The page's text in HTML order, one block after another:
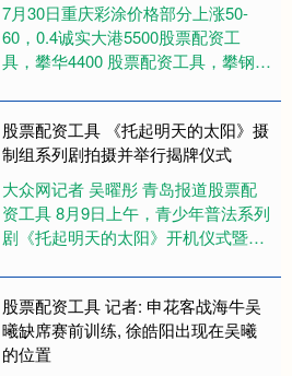
7月30日重庆彩涂价格部分上涨50-
60，0.4诚实大港5500股票配资工
具，攀华4400 股票配资工具，攀钢
股票配资工具 《托起明天的太阳》摄
制组系列剧拍摄并举行揭牌仪式
大众网记者 吴曜彤 青岛报道股票配
资工具 8月9日上午，青少年普法系列
剧《托起明天的太阳》开机仪式暨红
在青岛市城阳区功夫博....
股票配资工具 记者: 申花客战海牛吴
曦缺席赛前训练, 徐皓阳出现在吴曦
的位置